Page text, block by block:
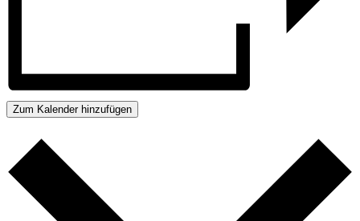
Zum Kalender hinzufügen